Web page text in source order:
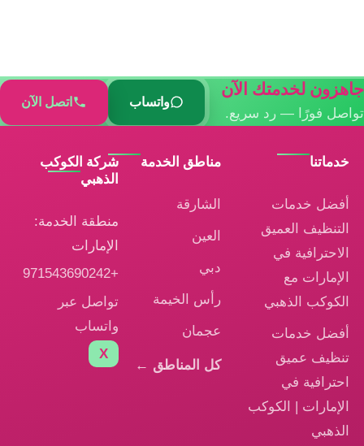
لخدمتك الآن
فورًا — رد سريع.
واتساب اتصل الآن
خدمات
العميق
في
مع
الذهبي
خدمات
عميق
في
| الكوكب
مناطق الخدمة
الشارقة
العين
رأس الخيمة
عجمان
كل المناطق ←
شركة الكوكب
الذهبي
منطقة الخدمة:
الإمارات
تواصل عبر
واتساب